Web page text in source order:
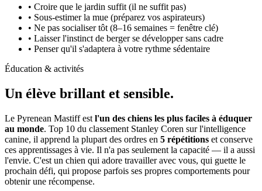
• Croire que le jardin suffit (il ne suffit pas)
• Sous-estimer la mue (préparez vos aspirateurs)
• Ne pas socialiser tôt (8–16 semaines = fenêtre clé)
• Laisser l'instinct de berger se développer sans cadre
• Penser qu'il s'adaptera à votre rythme sédentaire
Éducation & activités
Un élève brillant et sensible.
Le Pyrenean Mastiff est l'un des chiens les plus faciles à éduquer
au monde. Top 10 du classement Stanley Coren sur l'intelligence
canine, il apprend la plupart des ordres en 5 répétitions et conserve
ces apprentissages à vie. Il n'a pas seulement la capacité — il a aussi
l'envie. C'est un chien qui adore travailler avec vous, qui guette le
prochain défi, qui propose parfois ses propres comportements pour
obtenir une récompense.